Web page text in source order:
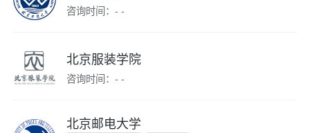
咨询时间：- -
北京服装学院
咨询时间：- -
北京邮电大学